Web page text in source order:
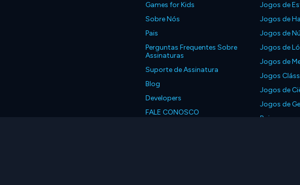
Games for Kids
Sobre Nós
Pais
Perguntas Frequentes Sobre
Assinaturas
Suporte de Assinatura
Blog
Developers
FALE CONOSCO
Jogos de
Jogos de
Jogos de
Jogos de
Jogos de
Jogos
Jogos de
Jogos de
Baixe nossos